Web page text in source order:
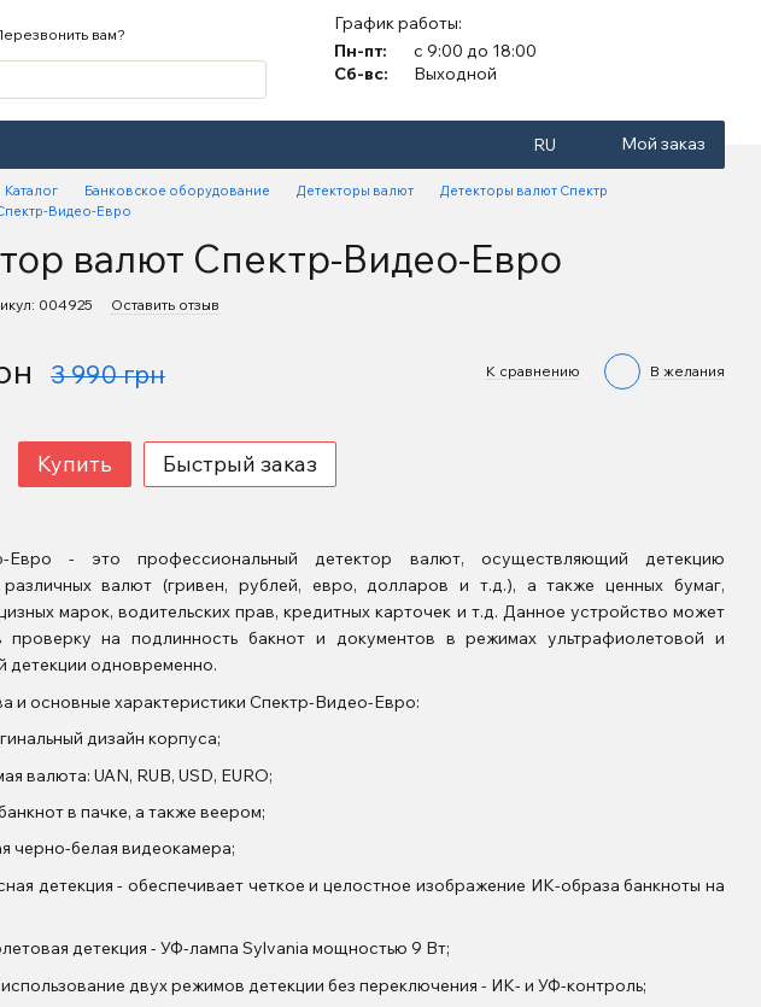
вам?
График работы:
Пн-пт:
с 9:00 до 18:00
Сб-вс:
Выходной
RU Мой заказ
Каталог Банковское оборудование Детекторы валют
Детекторы валют Спектр
Видео-Евро
валют Спектр-Видео-Евро
004925 Оставить отзыв
3 990 грн К сравнению В желания
Купить Быстрый заказ
Евро - это профессиональный детектор валют, осуществляющий детекцию
различных валют (гривен, рублей, евро, долларов и т.д.), а также ценных бумаг,
марок, водительских прав, кредитных карточек и т.д. Данное устройство может
проверку на подлинность бакнот и документов в режимах ультрафиолетовой и
детекции одновременно.
и основные характеристики Спектр-Видео-Евро:
дизайн корпуса;
валюта: UAN, RUB, USD, EURO;
в пачке, а также веером;
черно-белая видеокамера;
детекция - обеспечивает четкое и целостное изображение ИК-образа банкноты на
детекция - УФ-лампа Sylvania мощностью 9 Вт;
двух режимов детекции без переключения - ИК- и УФ-контроль;